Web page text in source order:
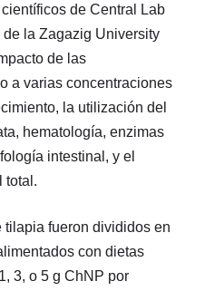
de Central Lab
la Zagazig University
de las
a varias concentraciones
la utilización del
hematología, enzimas
intestinal, y el
total.
fueron divididos en
con dietas
3, o 5 g ChNP por